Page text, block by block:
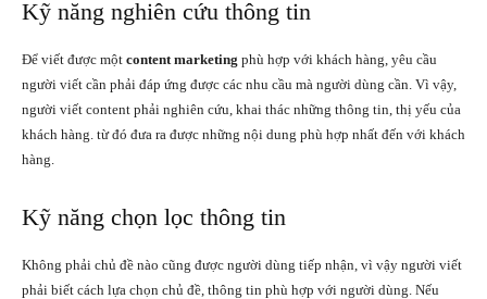
Kỹ năng nghiên cứu thông tin
Để viết được một content marketing phù hợp với khách hàng, yêu cầu
người viết cần phải đáp ứng được các nhu cầu mà người dùng cần. Vì vậy,
người viết content phải nghiên cứu, khai thác những thông tin, thị yếu của
khách hàng. từ đó đưa ra được những nội dung phù hợp nhất đến với khách
hàng.
Kỹ năng chọn lọc thông tin
Không phải chủ đề nào cũng được người dùng tiếp nhận, vì vậy người viết
phải biết cách lựa chọn chủ đề, thông tin phù hợp với người dùng. Nếu